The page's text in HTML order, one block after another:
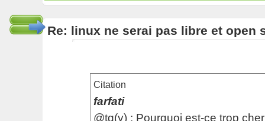
Re: linux ne serai pas libre et open
Citation
farfati
@tg(y) : Pourquoi est-ce trop